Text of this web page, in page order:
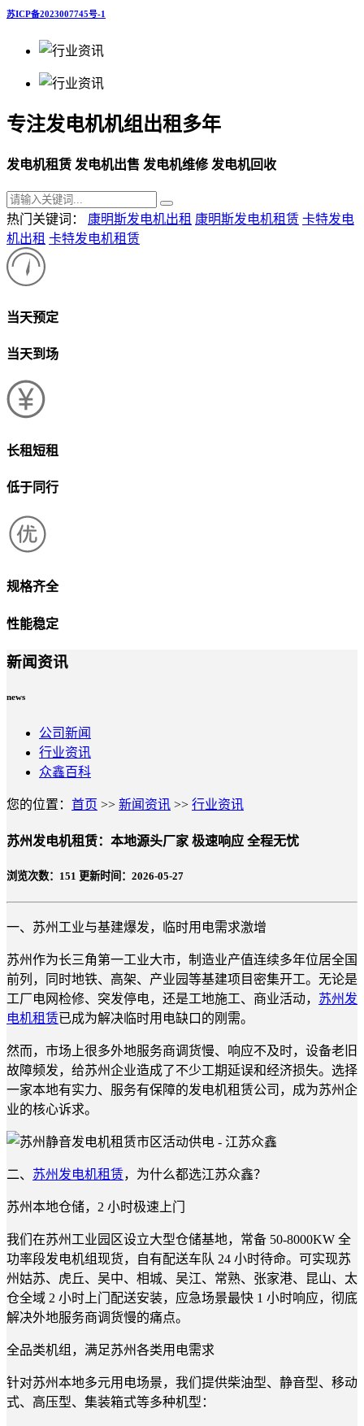
苏ICP备2023007745号-1
专注发电机机组出租多年
发电机租赁 发电机出售 发电机维修 发电机回收
热门关键词： 康明斯发电机出租 康明斯发电机租赁 卡特发电
机出租 卡特发电机租赁
当天预定
当天到场
长租短租
低于同行
规格齐全
性能稳定
新闻资讯
news
公司新闻
行业资讯
众鑫百科
您的位置： 首页 >> 新闻资讯 >> 行业资讯
苏州发电机租赁：本地源头厂家 极速响应 全程无忧
浏览次数： 151 更新时间：2026-05-27
一、苏州工业与基建爆发，临时用电需求激增
苏州作为长三角第一工业大市，制造业产值连续多年位居全国
前列，同时地铁、高架、产业园等基建项目密集开工。无论是
工厂电网检修、突发停电，还是工地施工、商业活动， 苏州发
电机租赁已成为解决临时用电缺口的刚需。
然而，市场上很多外地服务商调货慢、响应不及时，设备老旧
故障频发，给苏州企业造成了不少工期延误和经济损失。选择
一家本地有实力、服务有保障的发电机租赁公司，成为苏州企
业的核心诉求。
二、 苏州发电机租赁，为什么都选江苏众鑫？
苏州本地仓储，2 小时极速上门
我们在苏州工业园区设立大型仓储基地，常备 50-8000KW 全
功率段发电机组现货，自有配送车队 24 小时待命。可实现苏
州姑苏、虎丘、吴中、相城、吴江、常熟、张家港、昆山、太
仓全域 2 小时上门配送安装，应急场景最快 1 小时响应，彻底
解决外地服务商调货慢的痛点。
全品类机组，满足苏州各类用电需求
针对苏州本地多元用电场景，我们提供柴油型、静音型、移动
式、高压型、集装箱式等多种机型：